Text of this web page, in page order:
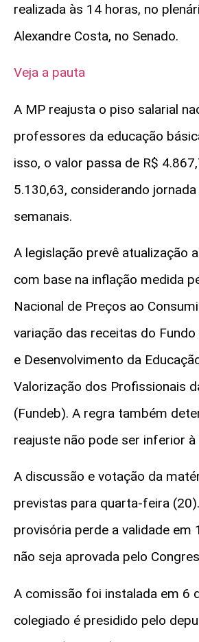
realizada às 14 horas, no
Alexandre Costa, no Senado.
Veja a pauta
A MP reajusta o piso salarial
professores da educação
isso, o valor passa de R$
5.130,63, considerando
semanais.
A legislação prevê atualização
com base na inflação medida
Nacional de Preços ao
variação das receitas do
e Desenvolvimento da
Valorização dos Profissionais
(Fundeb). A regra também
reajuste não pode ser inferior à
A discussão e votação da
previstas para quarta-feira
provisória perde a validade em
não seja aprovada pelo
A comissão foi instalada em 6
colegiado é presidido pelo